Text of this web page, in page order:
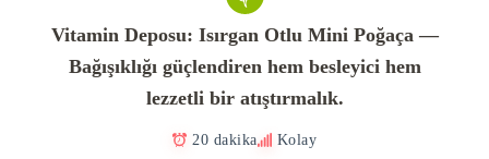
Vitamin Deposu: Isırgan Otlu Mini Poğaça —
Bağışıklığı güçlendiren hem besleyici hem
lezzetli bir atıştırmalık.
20 dakika Kolay